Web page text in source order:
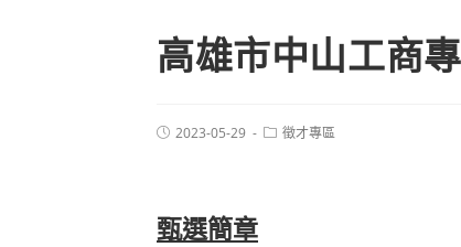
高雄市中山工商
2023-05-29 徵才專區
甄選簡章